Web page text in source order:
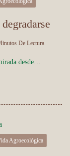
De Lectura
desde…
Agroecológica